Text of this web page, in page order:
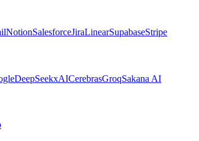
NotionSalesforceJiraLinearSupabaseStripe
DeepSeekxAICerebrasGroqSakana AI